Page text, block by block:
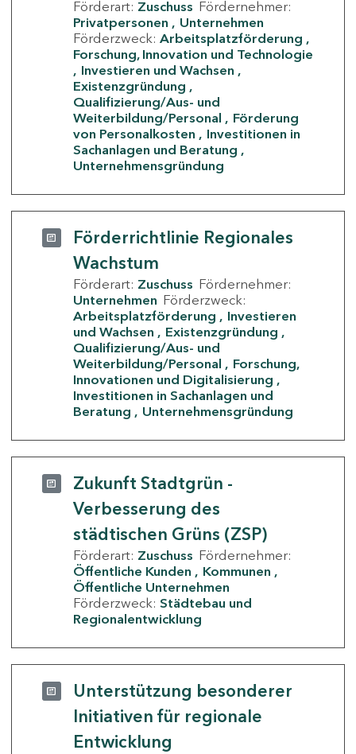
Förderart: Zuschuss Fördernehmer:
Privatpersonen
Unternehmen
Förderzweck: Arbeitsplatzförderung
Forschung, Innovation und Technologie
Investieren und Wachsen
Existenzgründung
Qualifizierung/Aus- und
Weiterbildung/Personal
Förderung
von Personalkosten
Investitionen in
Sachanlagen und Beratung
Unternehmensgründung
Förderrichtlinie Regionales
Wachstum
Förderart: Zuschuss Fördernehmer:
Unternehmen Förderzweck:
Arbeitsplatzförderung
Investieren
und Wachsen
Existenzgründung
Qualifizierung/Aus- und
Weiterbildung/Personal
Forschung,
Innovationen und Digitalisierung
Investitionen in Sachanlagen und
Beratung
Unternehmensgründung
Zukunft Stadtgrün -
Verbesserung des
städtischen Grüns (ZSP)
Förderart: Zuschuss Fördernehmer:
Öffentliche Kunden
Kommunen
Öffentliche Unternehmen
Förderzweck: Städtebau und
Regionalentwicklung
Unterstützung besonderer
Initiativen für regionale
Entwicklung